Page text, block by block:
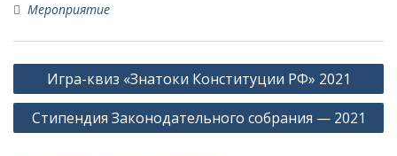
Мероприятие
Навигация
по
записям
Игра-квиз «Знатоки Конституции РФ» 2021
Стипендия Законодательного собрания — 2021